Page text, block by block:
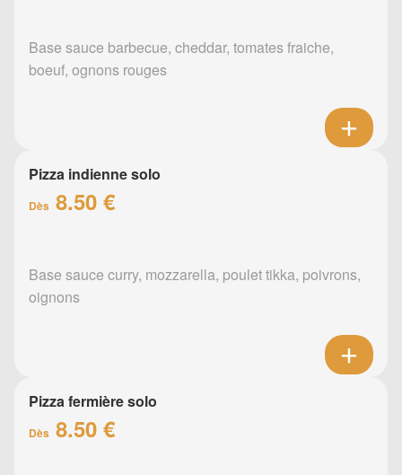
Base sauce barbecue, cheddar, tomates fraiche,
boeuf, ognons rouges
Pizza indienne solo
Dès 8.50 €
Base sauce curry, mozzarella, poulet tikka, poivrons,
oignons
Pizza fermière solo
Dès 8.50 €